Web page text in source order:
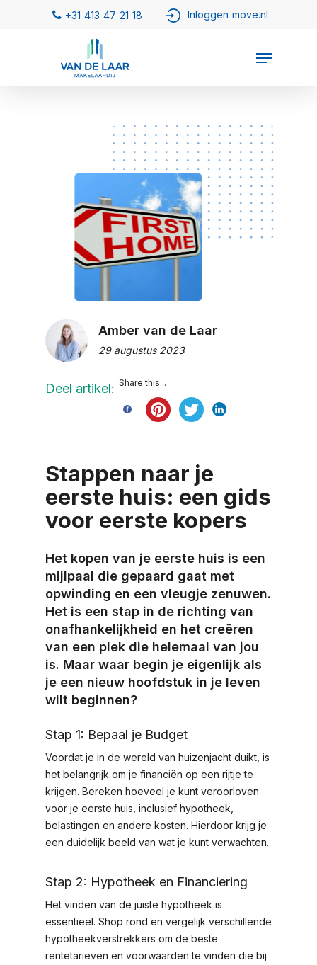
Amber van de Laar
29 augustus 2023
Deel artikel: Share this...
Stappen naar je
eerste huis: een gids
voor eerste kopers
Het kopen van je eerste huis is een
mijlpaal die gepaard gaat met
opwinding en een vleugje zenuwen.
Het is een stap in de richting van
onafhankelijkheid en het creëren
van een plek die helemaal van jou
is. Maar waar begin je eigenlijk als
je een nieuw hoofdstuk in je leven
wilt beginnen?
Stap 1: Bepaal je Budget
Voordat je in de wereld van huizenjacht duikt, is
het belangrijk om je financiën op een rijtje te
krijgen. Bereken hoeveel je kunt veroorloven
voor je eerste huis, inclusief hypotheek,
belastingen en andere kosten. Hierdoor krijg je
een duidelijk beeld van wat je kunt verwachten.
Stap 2: Hypotheek en Financiering
Het vinden van de juiste hypotheek is
essentieel. Shop rond en vergelijk verschillende
hypotheekverstrekkers om de beste
rentetarieven en voorwaarden te vinden die bij